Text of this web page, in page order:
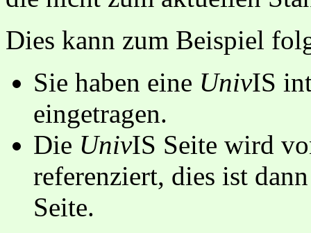
Dies kann zum Beispiel
Sie haben eine UnivIS
eingetragen.
Die UnivIS Seite wird
referenziert, dies ist
Seite.